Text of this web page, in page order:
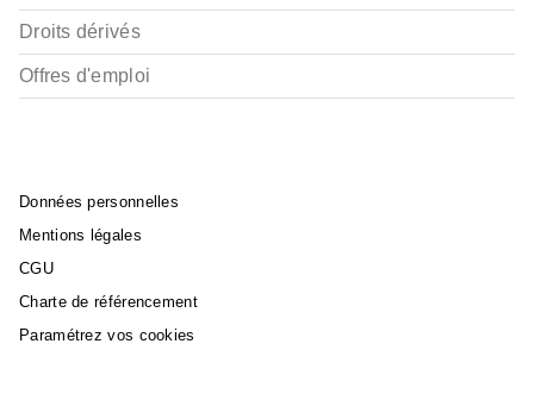
Droits dérivés
Offres d'emploi
Données personnelles
Mentions légales
CGU
Charte de référencement
Paramétrez vos cookies